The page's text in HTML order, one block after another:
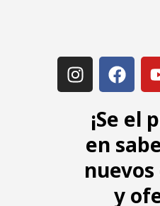
¡Se el
en
y